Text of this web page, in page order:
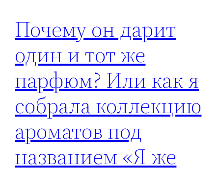
Почему он дарит
один и тот же
парфюм? Или как я
собрала коллекцию
ароматов под
названием «Я же